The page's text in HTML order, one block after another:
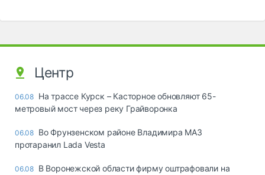
Центр
06.08 На трассе Курск – Касторное обновляют 65-
метровый мост через реку Грайворонка
06.08 Во Фрунзенском районе Владимира МАЗ
протаранил Lada Vesta
06.08 В Воронежской области фирму оштрафовали на